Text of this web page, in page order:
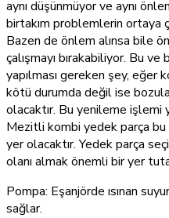
aynı düşünmüyor ve aynı
birtakım problemlerin ortaya
Bazen de önlem alınsa bile
çalışmayı bırakabiliyor. Bu
yapılması gereken şey, eğer
kötü durumda değil ise
olacaktır. Bu yenileme işlemi
Mezitli kombi yedek parça bu
yer olacaktır. Yedek parça
olanı almak önemli bir yer
Pompa: Eşanjörde ısınan
sağlar.